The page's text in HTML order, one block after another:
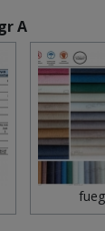
A